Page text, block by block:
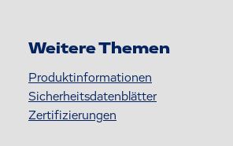
Weitere Themen
Produktinformationen
S icherheitsdatenblätter
Zertifizierungen